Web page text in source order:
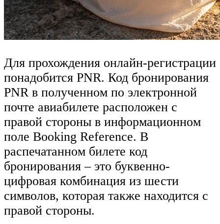
Для прохождения онлайн-регистрации
понадобится PNR. Код бронирования
PNR в полученном по электронной
почте авиабилете расположен с
правой стороны в информационном
поле Booking Reference. В
распечатанном билете код
бронирования – это буквенно-
цифровая комбинация из шести
символов, которая также находится с
правой стороны.